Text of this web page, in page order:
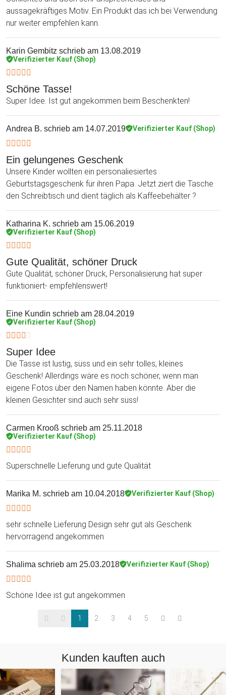
aussagekräftiges Motiv. Ein Produkt das ich bei Verwendung
nur weiter empfehlen kann.
Karin Gembitz schrieb am 13.08.2019
Verifizierter Kauf (Shop)
Schöne Tasse!
Super Idee. Ist gut angekommen beim Beschenkten!
Andrea B. schrieb am 14.07.2019 Verifizierter Kauf (Shop)
Ein gelungenes Geschenk
Unsere Kinder wollten ein personaliesiertes
Geburtstagsgeschenk für ihren Papa. Jetzt ziert die Tasche
den Schreibtisch und dient täglich als Kaffeebehälter ?
Katharina K. schrieb am 15.06.2019
Verifizierter Kauf (Shop)
Gute Qualität, schöner Druck
Gute Qualität, schöner Druck, Personalisierung hat super
funktioniert- empfehlenswert!
Eine Kundin schrieb am 28.04.2019
Verifizierter Kauf (Shop)
Super Idee
Die Tasse ist lustig, süss und ein sehr tolles, kleines
Geschenk! Allerdings wäre es noch schöner, wenn man
eigene Fotos über den Namen haben könnte. Aber die
kleinen Gesichter sind auch sehr süss!
Carmen Krooß schrieb am 25.11.2018
Verifizierter Kauf (Shop)
Superschnelle Lieferung und gute Qualität
Marika M. schrieb am 10.04.2018 Verifizierter Kauf (Shop)
sehr schnelle Lieferung Design sehr gut als Geschenk
hervorragend angekommen
Shalima schrieb am 25.03.2018 Verifizierter Kauf (Shop)
Schöne Idee ist gut angekommen
1 2 3 4 5
Kunden kauften auch